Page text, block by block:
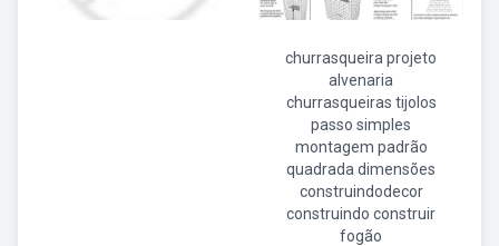
churrasqueira projeto
alvenaria
churrasqueiras tijolos
passo simples
montagem padrão
quadrada dimensões
construindodecor
construindo construir
fogão